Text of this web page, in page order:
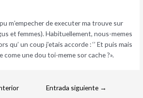
m’empecher de executer ma trouve sur
et femmes). Habituellement, nous-memes
qu’ un coup j’etais accorde : ‘’ Et puis mais
come une dou toi-meme sor cache ?».
Entrada siguiente →